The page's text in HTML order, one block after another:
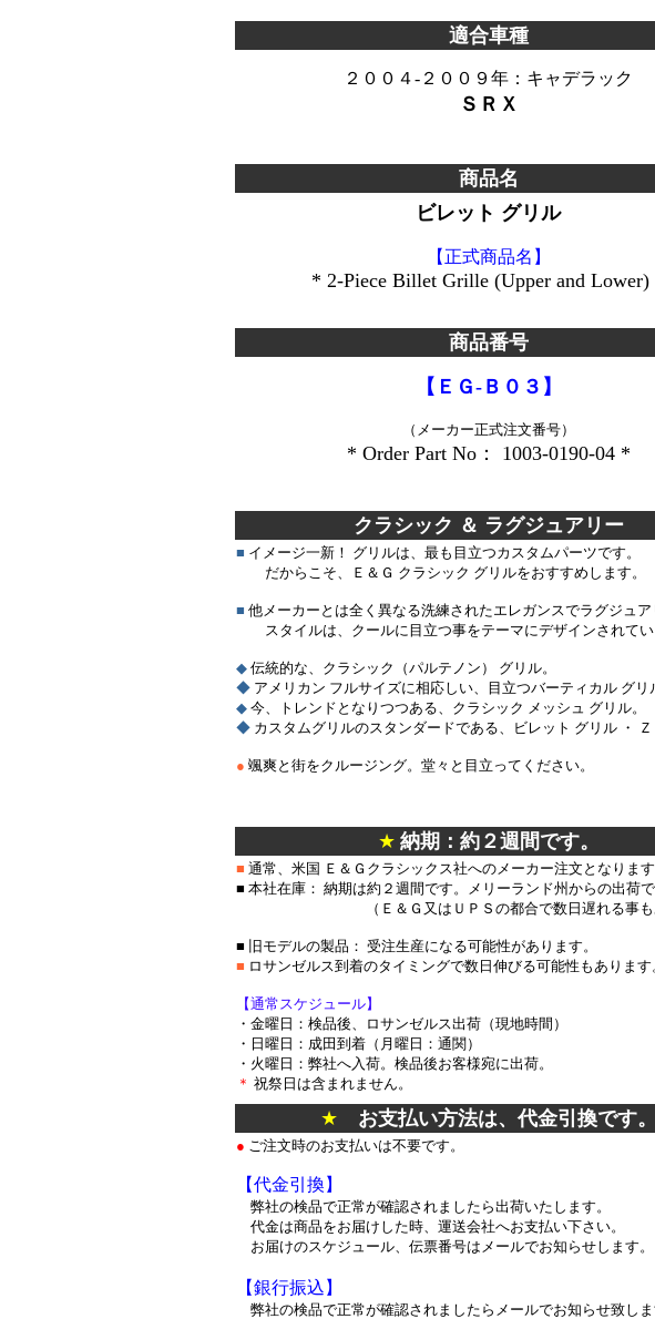
適合車種
２００４-２００９年：キャデラック
ＳＲＸ
商品名
ビレット グリル
【正式商品名】
* 2-Piece Billet Grille (Upper and Lower)
商品番号
【ＥＧ-Ｂ０３】
（メーカー正式注文番号）
* Order Part No： 1003-0190-04 *
クラシック ＆ ラグジュアリー
■ イメージ一新！ グリルは、最も目立つカスタムパーツです。
だからこそ、Ｅ＆Ｇ クラシック グリルをおすすめします。
■ 他メーカーとは全く異なる洗練されたエレガンスでラグジュア
スタイルは、クールに目立つ事をテーマにデザインされてい
◆ 伝統的な、クラシック（パルテノン） グリル。
◆ アメリカン フルサイズに相応しい、目立つバーティカル グリ
◆ 今、トレンドとなりつつある、クラシック メッシュ グリル。
◆ カスタムグリルのスタンダードである、ビレット グリル ・ Ｚ
● 颯爽と街をクルージング。堂々と目立ってください。
★ 納期：約２週間です。
■ 通常、米国 Ｅ＆Ｇクラシックス社へのメーカー注文となります
■ 本社在庫： 納期は約２週間です。メリーランド州からの出荷で
（Ｅ＆Ｇ又はＵＰＳの都合で数日遅れる事もあ
■ 旧モデルの製品： 受注生産になる可能性があります。
■ ロサンゼルス到着のタイミングで数日伸びる可能性もあります
【通常スケジュール】
・金曜日：検品後、ロサンゼルス出荷（現地時間）
・日曜日：成田到着（月曜日：通関）
・火曜日：弊社へ入荷。検品後お客様宛に出荷。
＊ 祝祭日は含まれません。
★ お支払い方法は、代金引換です。
● ご注文時のお支払いは不要です。
【代金引換】
弊社の検品で正常が確認されましたら出荷いたします。
代金は商品をお届けした時、運送会社へお支払い下さい。
お届けのスケジュール、伝票番号はメールでお知らせします。
【銀行振込】
弊社の検品で正常が確認されましたらメールでお知らせ致しま